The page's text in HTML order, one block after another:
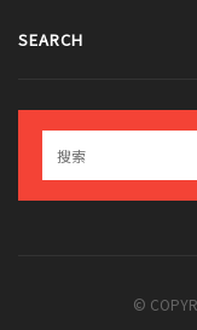
SEARCH
©